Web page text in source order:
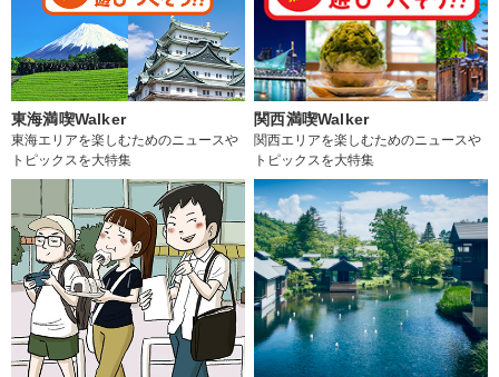
東海満喫Walker
東海エリアを楽しむためのニュースや
トピックスを大特集
関西満喫Walker
関西エリアを楽しむためのニュースや
トピックスを大特集